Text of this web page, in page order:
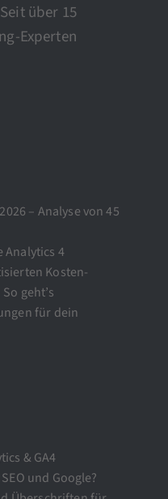
über 15
Experten
– Analyse von 45
Analytics 4
Kosten-
geht’s
für dein
& GA4
und Google?